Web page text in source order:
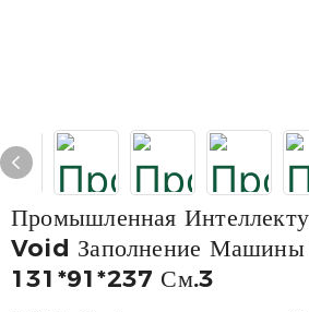
Промышленная
Void Заполнение Машины
131*91*237 См.3